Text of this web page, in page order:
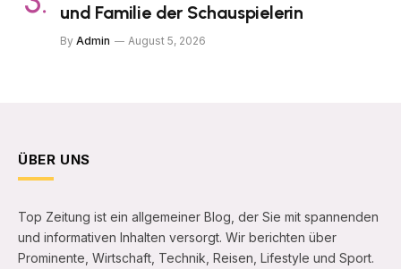
und Familie der Schauspielerin
By Admin August 5, 2026
ÜBER UNS
Top Zeitung ist ein allgemeiner Blog, der Sie mit spannenden
und informativen Inhalten versorgt. Wir berichten über
Prominente, Wirtschaft, Technik, Reisen, Lifestyle und Sport.